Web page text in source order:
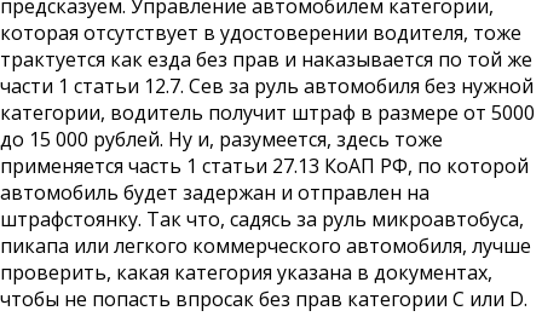
предсказуем. Управление автомобилем категории,
которая отсутствует в удостоверении водителя, тоже
трактуется как езда без прав и наказывается по той же
части 1 статьи 12.7. Сев за руль автомобиля без нужной
категории, водитель получит штраф в размере от 5000
до 15 000 рублей. Ну и, разумеется, здесь тоже
применяется часть 1 статьи 27.13 КоАП РФ, по которой
автомобиль будет задержан и отправлен на
штрафстоянку. Так что, садясь за руль микроавтобуса,
пикапа или легкого коммерческого автомобиля, лучше
проверить, какая категория указана в документах,
чтобы не попасть впросак без прав категории С или D.